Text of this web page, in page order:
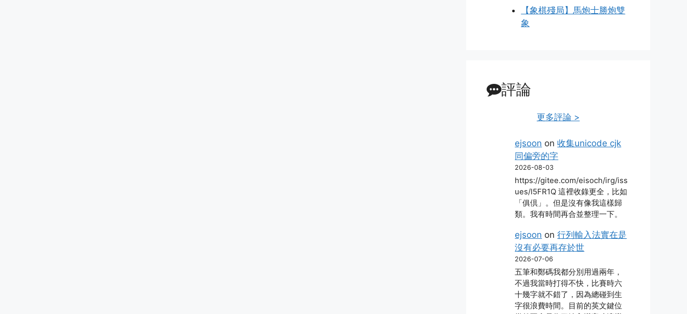
【象棋殘局】馬炮士勝炮雙
象
評論
更多評論 >
ejsoon on收集unicode cjk
同偏旁的字
2026-08-03
https://gitee.com/eisoch/irg/iss
ues/I5FR1Q 這裡收錄更全，比如
「俱倶」。但是沒有像我這樣歸
類。我有時間再合並整理一下。
ejsoon on行列輸入法實在是
沒有必要再存於世
2026-07-06
五筆和鄭碼我都分別用過兩年，
不過我當時打得不快，比賽時六
十幾字就不錯了，因為總碰到生
字很浪費時間。目前的英文鍵位